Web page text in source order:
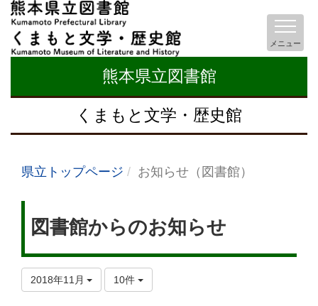
熊本県立図書館
くまもと文学・歴史館
メニュー
県立トップページ お知らせ（図書館）
図書館からのお知らせ
2018年11月 10件